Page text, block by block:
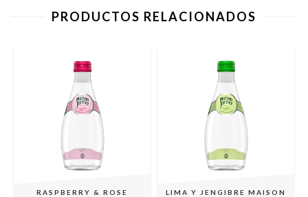
PRODUCTOS RELACIONADOS
RASPBERRY & ROSE
LIMA Y JENGIBRE MAISON